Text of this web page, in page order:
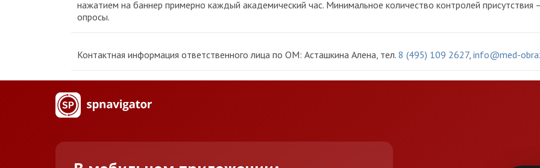
нажатием на баннер примерно каждый академический час. Минимальное количество контролей присутствия
опросы.
Контактная информация ответственного лица по ОМ: Асташкина Алена, тел. 8 (495) 109 2627, info@med-